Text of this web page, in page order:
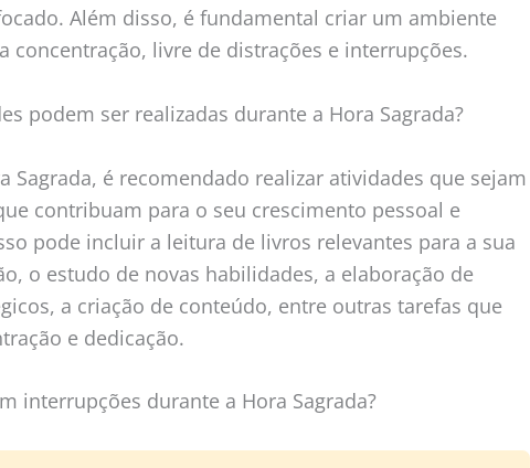
Além disso, é fundamental criar um ambiente
concentração, livre de distrações e interrupções.
podem ser realizadas durante a Hora Sagrada?
Sagrada, é recomendado realizar atividades que sejam
contribuam para o seu crescimento pessoal e
pode incluir a leitura de livros relevantes para a sua
o estudo de novas habilidades, a elaboração de
a criação de conteúdo, entre outras tarefas que
e dedicação.
interrupções durante a Hora Sagrada?